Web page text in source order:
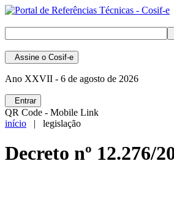
Assine o Cosif-e
Ano XXVII - 6 de agosto de 2026
Entrar
QR Code - Mobile Link
início | legislação
Decreto nº 12.276/